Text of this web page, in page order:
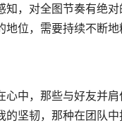
，对全图节奏有绝
位，需要持续不断地
中，那些与好友并肩
坚韧，那种在团队